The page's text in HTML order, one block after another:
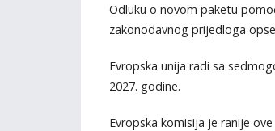
Odluku o novom paketu
zakonodavnog prijedloga
Evropska unija radi sa
2027. godine.
Evropska komisija je ranije